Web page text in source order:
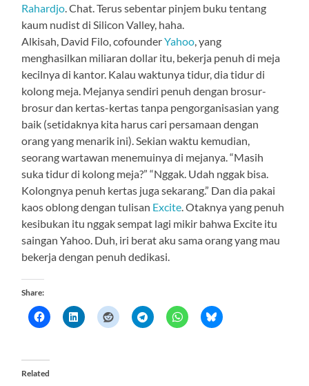
Rahardjo . Chat. Terus sebentar pinjem buku tentang
kaum nudist di Silicon Valley, haha.
Alkisah, David Filo, cofounderYahoo , yang
menghasilkan miliaran dollar itu, bekerja penuh di meja
kecilnya di kantor. Kalau waktunya tidur, dia tidur di
kolong meja. Mejanya sendiri penuh dengan brosur-
brosur dan kertas-kertas tanpa pengorganisasian yang
baik (setidaknya kita harus cari persamaan dengan
orang yang menarik ini). Sekian waktu kemudian,
seorang wartawan menemuinya di mejanya. “Masih
suka tidur di kolong meja?” “Nggak. Udah nggak bisa.
Kolongnya penuh kertas juga sekarang.” Dan dia pakai
kaos oblong dengan tulisan Excite . Otaknya yang penuh
kesibukan itu nggak sempat lagi mikir bahwa Excite itu
saingan Yahoo. Duh, iri berat aku sama orang yang mau
bekerja dengan penuh dedikasi.
Share:
Related